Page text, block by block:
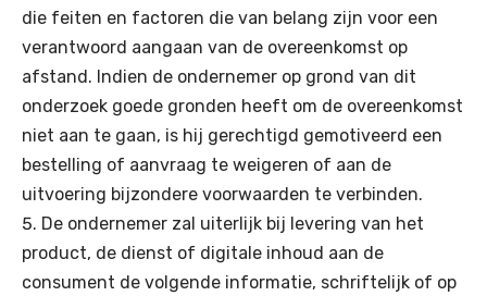
die feiten en factoren die van belang zijn voor een
verantwoord aangaan van de overeenkomst op
afstand. Indien de ondernemer op grond van dit
onderzoek goede gronden heeft om de overeenkomst
niet aan te gaan, is hij gerechtigd gemotiveerd een
bestelling of aanvraag te weigeren of aan de
uitvoering bijzondere voorwaarden te verbinden.
De ondernemer zal uiterlijk bij levering van het
product, de dienst of digitale inhoud aan de
consument de volgende informatie, schriftelijk of op